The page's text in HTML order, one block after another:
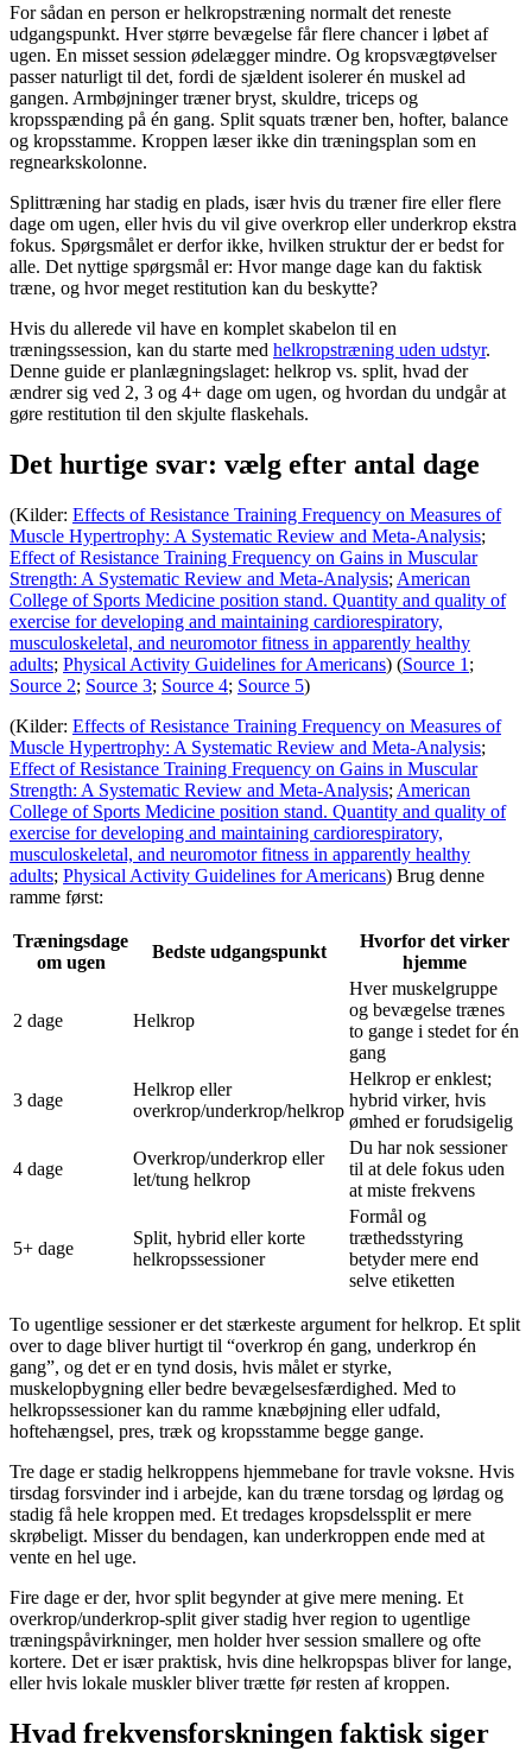
For sådan en person er helkropstræning normalt det reneste
udgangspunkt. Hver større bevægelse får flere chancer i løbet af
ugen. En misset session ødelægger mindre. Og kropsvægtøvelser
passer naturligt til det, fordi de sjældent isolerer én muskel ad
gangen. Armbøjninger træner bryst, skuldre, triceps og
kropsspænding på én gang. Split squats træner ben, hofter, balance
og kropsstamme. Kroppen læser ikke din træningsplan som en
regnearkskolonne.
Splittræning har stadig en plads, især hvis du træner fire eller flere
dage om ugen, eller hvis du vil give overkrop eller underkrop ekstra
fokus. Spørgsmålet er derfor ikke, hvilken struktur der er bedst for
alle. Det nyttige spørgsmål er: Hvor mange dage kan du faktisk
træne, og hvor meget restitution kan du beskytte?
Hvis du allerede vil have en komplet skabelon til en
træningssession, kan du starte med helkropstræning uden udstyr.
Denne guide er planlægningslaget: helkrop vs. split, hvad der
ændrer sig ved 2, 3 og 4+ dage om ugen, og hvordan du undgår at
gøre restitution til den skjulte flaskehals.
Det hurtige svar: vælg efter antal dage
(Kilder: Effects of Resistance Training Frequency on Measures of
Muscle Hypertrophy: A Systematic Review and Meta-Analysis;
Effect of Resistance Training Frequency on Gains in Muscular
Strength: A Systematic Review and Meta-Analysis; American
College of Sports Medicine position stand. Quantity and quality of
exercise for developing and maintaining cardiorespiratory,
musculoskeletal, and neuromotor fitness in apparently healthy
adults; Physical Activity Guidelines for Americans) (Source 1 ;
Source 2; Source 3; Source 4; Source 5)
(Kilder: Effects of Resistance Training Frequency on Measures of
Muscle Hypertrophy: A Systematic Review and Meta-Analysis;
Effect of Resistance Training Frequency on Gains in Muscular
Strength: A Systematic Review and Meta-Analysis; American
College of Sports Medicine position stand. Quantity and quality of
exercise for developing and maintaining cardiorespiratory,
musculoskeletal, and neuromotor fitness in apparently healthy
adults; Physical Activity Guidelines for Americans) Brug denne
ramme først:
Træningsdage
om ugen
Bedste udgangspunkt
Hvorfor det virker
hjemme
2 dage Helkrop
Hver muskelgruppe
og bevægelse trænes
to gange i stedet for én
gang
3 dage
Helkrop eller
overkrop/underkrop/helkrop
Helkrop er enklest;
hybrid virker, hvis
ømhed er forudsigelig
4 dage
Overkrop/underkrop eller
let/tung helkrop
Du har nok sessioner
til at dele fokus uden
at miste frekvens
5+ dage
Split, hybrid eller korte
helkropssessioner
Formål og
træthedsstyring
betyder mere end
selve etiketten
To ugentlige sessioner er det stærkeste argument for helkrop. Et split
over to dage bliver hurtigt til “overkrop én gang, underkrop én
gang”, og det er en tynd dosis, hvis målet er styrke,
muskelopbygning eller bedre bevægelsesfærdighed. Med to
helkropssessioner kan du ramme knæbøjning eller udfald,
hoftehængsel, pres, træk og kropsstamme begge gange.
Tre dage er stadig helkroppens hjemmebane for travle voksne. Hvis
tirsdag forsvinder ind i arbejde, kan du træne torsdag og lørdag og
stadig få hele kroppen med. Et tredages kropsdelssplit er mere
skrøbeligt. Misser du bendagen, kan underkroppen ende med at
vente en hel uge.
Fire dage er der, hvor split begynder at give mere mening. Et
overkrop/underkrop-split giver stadig hver region to ugentlige
træningspåvirkninger, men holder hver session smallere og ofte
kortere. Det er især praktisk, hvis dine helkropspas bliver for lange,
eller hvis lokale muskler bliver trætte før resten af kroppen.
Hvad frekvensforskningen faktisk siger